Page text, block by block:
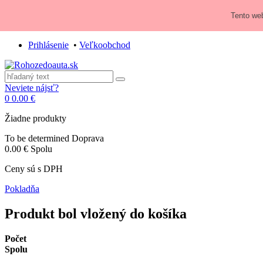
Prihlásenie • Veľkoobchod
Neviete nájsť?
0 0.00 €
Žiadne produkty
To be determined Doprava
0.00 € Spolu
Ceny sú s DPH
Pokladňa
Produkt bol vložený do košíka
Počet
Spolu
Tento